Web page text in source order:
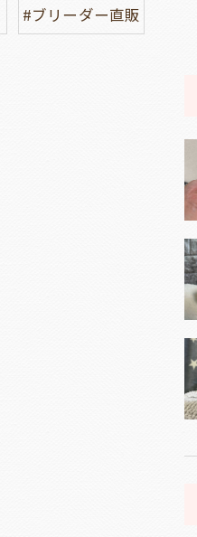
#ブリーダー直販